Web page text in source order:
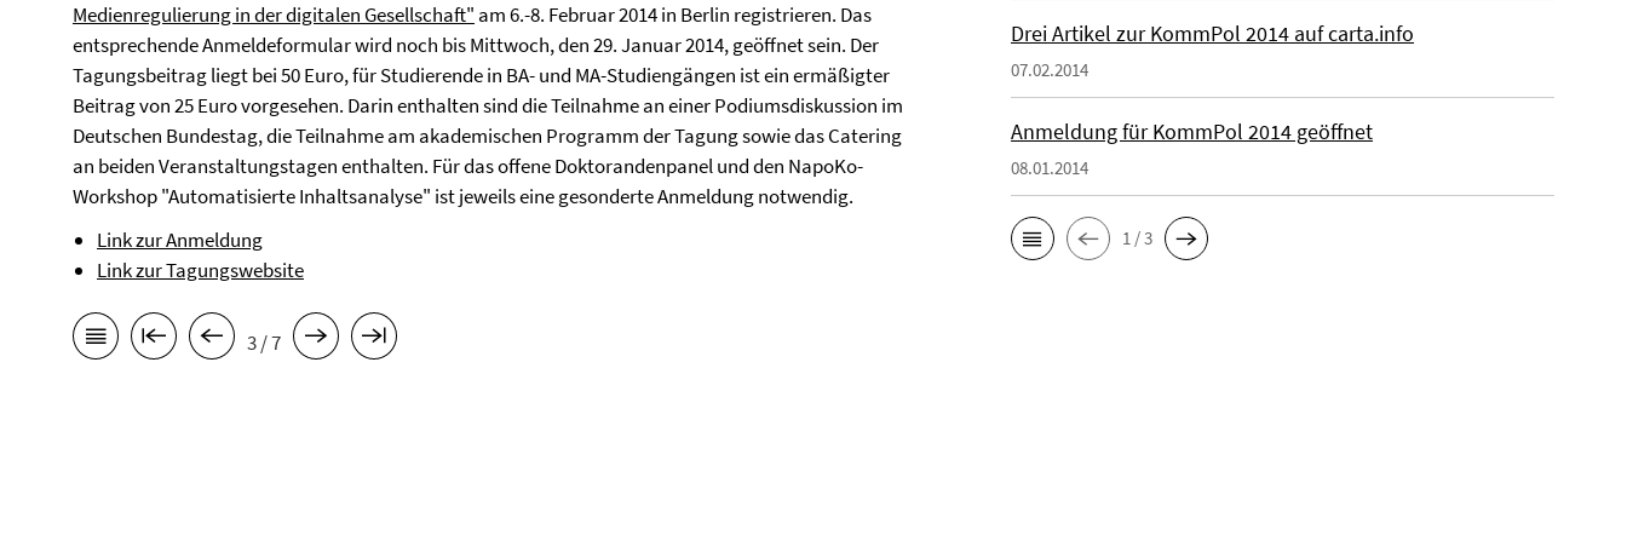
Medienregulierung in der digitalen Gesellschaft" am 6.-8. Februar 2014 in Berlin registrieren. Das
entsprechende Anmeldeformular wird noch bis Mittwoch, den 29. Januar 2014, geöffnet sein. Der
Tagungsbeitrag liegt bei 50 Euro, für Studierende in BA- und MA-Studiengängen ist ein ermäßigter
Beitrag von 25 Euro vorgesehen. Darin enthalten sinddie Teilnahme an einer Podiumsdiskussion im
Deutschen Bundestag, dieTeilnahme am akademischen Programm der Tagung sowie das Catering
an beiden Veranstaltungstagen enthalten. Für das offene Doktorandenpanel und den NapoKo-
Workshop "Automatisierte Inhaltsanalyse" ist jeweils eine gesonderte Anmeldung notwendig.
Link zur Anmeldung
Link zur Tagungswebsite
3 / 7
Drei Artikel zur KommPol 2014 auf carta.info
07.02.2014
Anmeldung für KommPol 2014 geöffnet
08.01.2014
1 / 3